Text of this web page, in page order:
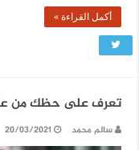
أكمل القراءة »
تعرف على حظك من عالم
سالم محمد 20/03/2021